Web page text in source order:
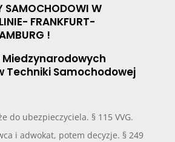
SAMOCHODOWI W
FRANKFURT-
!
Techniki Samochodowej
do ubezpieczyciela. § 115 VVG.
i adwokat, potem decyzje. § 249